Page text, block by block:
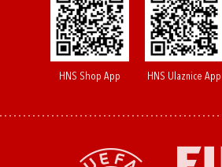
HNS Shop App HNS Ulaznice App